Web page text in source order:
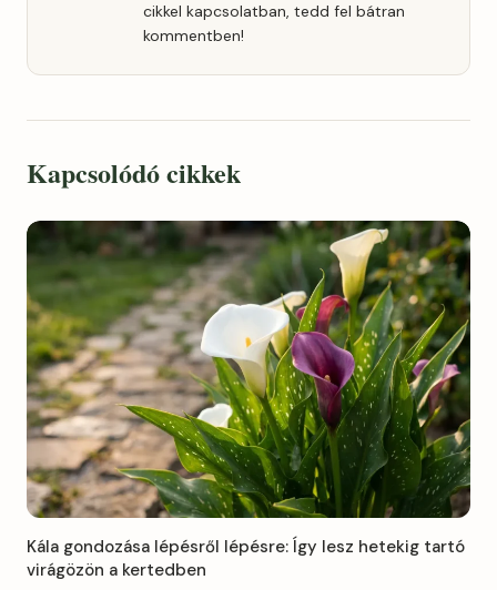
cikkel kapcsolatban, tedd fel bátran
kommentben!
Kapcsolódó cikkek
Kála gondozása lépésről lépésre: Így lesz hetekig tartó
virágözön a kertedben